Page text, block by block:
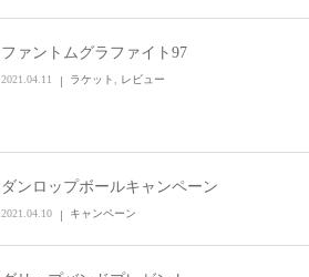
ファントムグラファイト97
2021.04.11 ラケット レビュー
ダンロップボールキャンペーン
2021.04.10 キャンペーン